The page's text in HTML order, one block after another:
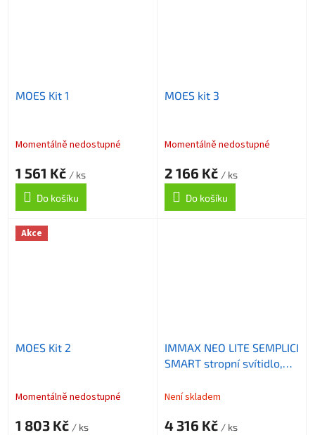
MOES Kit 1
Momentálně nedostupné
1 561 Kč / ks
Do košíku
MOES kit 3
Momentálně nedostupné
2 166 Kč / ks
Do košíku
Akce
MOES Kit 2
Momentálně nedostupné
1 803 Kč / ks
IMMAX NEO LITE SEMPLICI
SMART stropní svítidlo,
9088lm, bílé, Wi-Fi, TUYA
Není skladem
4 316 Kč / ks